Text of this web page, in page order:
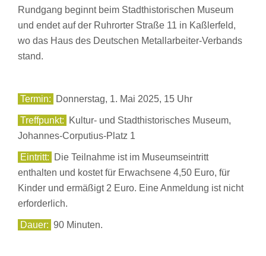
Rundgang beginnt beim Stadthistorischen Museum
und endet auf der Ruhrorter Straße 11 in Kaßlerfeld,
wo das Haus des Deutschen Metallarbeiter-Verbands
stand.
Termin: Donnerstag, 1. Mai 2025, 15 Uhr
Treffpunkt:
Kultur- und Stadthistorisches Museum,
Johannes-Corputius-Platz 1
Eintritt:
Die Teilnahme ist im Museumseintritt
enthalten und kostet für Erwachsene 4,50 Euro, für
Kinder und ermäßigt 2 Euro. Eine Anmeldung ist nicht
erforderlich.
Dauer: 90 Minuten.